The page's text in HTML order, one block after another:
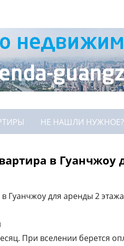
НЕ НАШЛИ НУЖНОЕ?
в Гуанчжоу
Гуанчжоу для аренды 2
При вселении берется